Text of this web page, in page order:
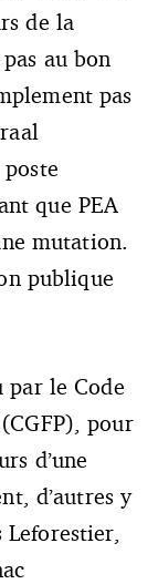
de la
au bon
pas
que PEA
mutation.
publique
le Code
pour
d’une
d’autres y